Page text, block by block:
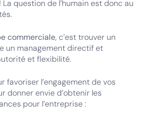
question de l’humain est donc au
commerciale, c’est trouver un
un management directif et
et flexibilité.
favoriser l’engagement de vos
donner envie d’obtenir les
pour l’entreprise :